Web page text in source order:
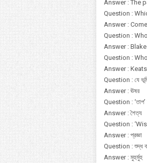
Answer : The
Question :
Answer :
Question :
Answer : Blake
Question :
Answer : Keats
Question : যে
Answer : ঊষর
Question : ‘তাপ’
Answer : শৈত্য
Question :
Answer : প্রজ্ঞা
Question : শুদ্ধ
Answer : মুহুর্মুহু